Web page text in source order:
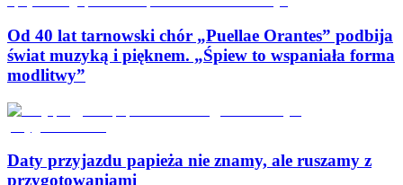
Od 40 lat tarnowski chór „Puellae Orantes” podbija
świat muzyką i pięknem. „Śpiew to wspaniała forma
modlitwy”
Daty przyjazdu papieża nie znamy, ale ruszamy z
przygotowaniami